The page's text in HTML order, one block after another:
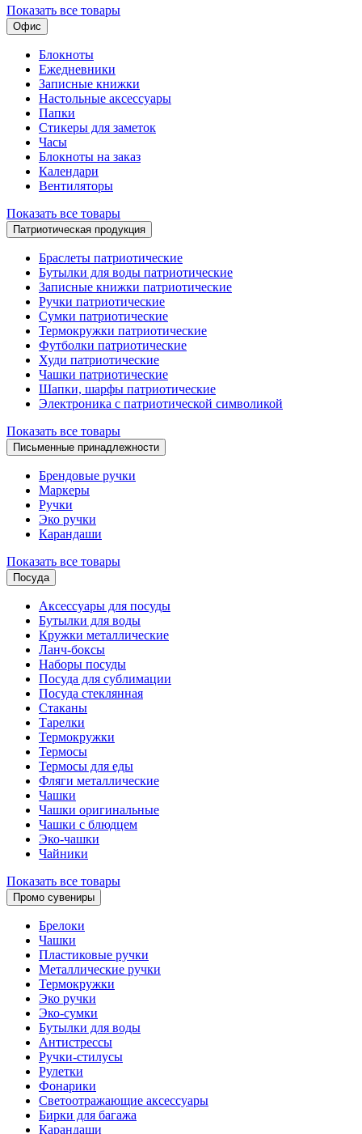
Показать все товары
Офис
Блокноты
Ежедневники
Записные книжки
Настольные аксессуары
Папки
Стикеры для заметок
Часы
Блокноты на заказ
Календари
Вентиляторы
Показать все товары
Патриотическая продукция
Браслеты патриотические
Бутылки для воды патриотические
Записные книжки патриотические
Ручки патриотические
Сумки патриотические
Термокружки патриотические
Футболки патриотические
Худи патриотические
Чашки патриотические
Шапки, шарфы патриотические
Электроника с патриотической символикой
Показать все товары
Письменные принадлежности
Брендовые ручки
Маркеры
Ручки
Эко ручки
Карандаши
Показать все товары
Посуда
Аксессуары для посуды
Бутылки для воды
Кружки металлические
Ланч-боксы
Наборы посуды
Посуда для сублимации
Посуда стеклянная
Стаканы
Тарелки
Термокружки
Термосы
Термосы для еды
Фляги металлические
Чашки
Чашки оригинальные
Чашки с блюдцем
Эко-чашки
Чайники
Показать все товары
Промо сувениры
Брелоки
Чашки
Пластиковые ручки
Металлические ручки
Термокружки
Эко ручки
Эко-сумки
Бутылки для воды
Антистрессы
Ручки-стилусы
Рулетки
Фонарики
Светоотражающие аксессуары
Бирки для багажа
Карандаши